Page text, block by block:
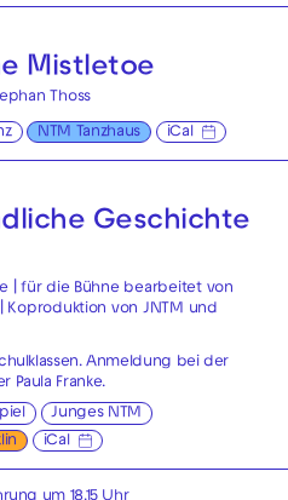
Mistletoe
Thoss
NTM Tanzhaus iCal
Geschichte
| für die Bühne bearbeitet von
Koproduktion von JNTM und
Anmeldung bei der
Paula Franke.
Junges NTM
iCal